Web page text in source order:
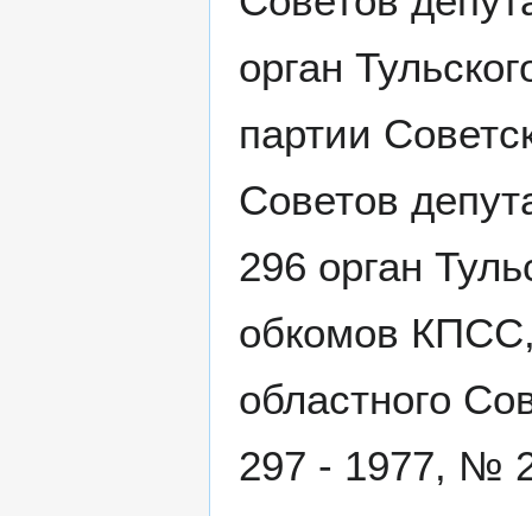
орган
партии
Советов
296 орган
обкомов КПСС,
областного
297 - 1977, №